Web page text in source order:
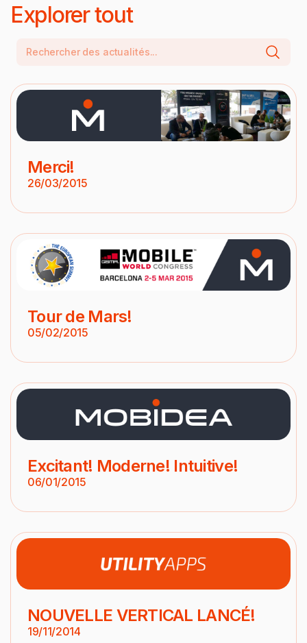
Explorer tout
Merci!
26/03/2015
Tour de Mars!
05/02/2015
Excitant! Moderne! Intuitive!
06/01/2015
NOUVELLE VERTICAL LANCÉ!
19/11/2014